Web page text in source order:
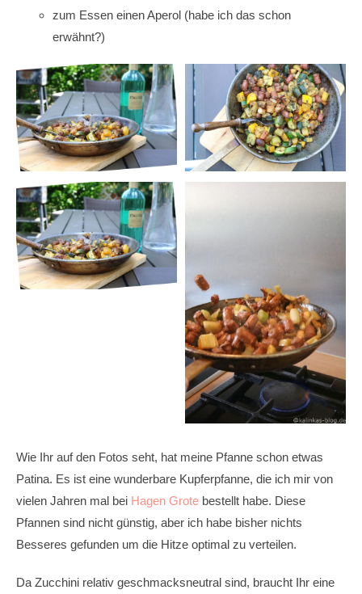
zum Essen einen Aperol (habe ich das schon
erwähnt?)
Wie Ihr auf den Fotos seht, hat meine Pfanne schon etwas
Patina. Es ist eine wunderbare Kupferpfanne, die ich mir von
vielen Jahren mal bei Hagen Grote bestellt habe. Diese
Pfannen sind nicht günstig, aber ich habe bisher nichts
Besseres gefunden um die Hitze optimal zu verteilen.
Da Zucchini relativ geschmacksneutral sind, braucht Ihr eine